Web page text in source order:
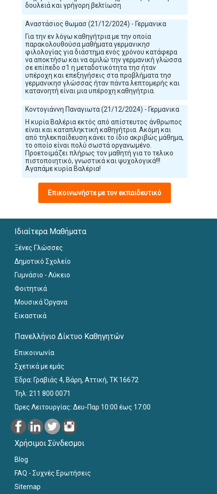
δουλειά και γρήγορη βελτίωση
Αναστάσιος θωμασ (21/12/2024) - Γερμανικα
Για την εν λόγω καθηγήτρια με την οποία
παρακολουθούσα μαθήματα γερμανικησ
φιλολογίας για διάστημα ενός χρόνου κατάφερα
να αποκτήσω και να ομιλώ την γερμανική γλώσσα
σε επίπεδο σ1 η μεταδοτικότητα τησ ήταν
υπέροχη και επεξηγήσεις στα προβλήματα τησ
γερμανικησ γλώσσας ήταν πάντα λεπτομερής και
κατανοητή είναι μια υπέροχη καθηγήτρια.
Κοντογιάννη Παναγιωτα (21/12/2024) - Γερμανικα
Η κυρία Βαλέρια εκτός από απίστευτος άνθρωπος
είναι και καταπληκτική καθηγήτρια. Ακόμη και
από τηλεκπαίδευση κάνει το ίδιο ακριβώς μάθημα,
το οποίο είναι πολύ σωστά οργανωμένο.
Προετοιμάζει πλήρως τον μαθητή για το τελικο
πιστοποιητικό, γνωστικά και ψυχολογικά!!!
Αγαπάμε κυρία Βαλέρια!
Επικοινωνήστε με τον εκπαιδευτικό
Ιδιαίτερα Μαθήματα
Ξένες Γλώσσες
Δημοτικό Σχολείο
Γυμνάσιο - Λύκειο
Φοιτητικά
Μουσικά Όργανα
Εικαστικά
Πανελλήνιο Δίκτυο Καθηγητών
Επικοινωνία
Σχετικά με εμάς
Έδρα: Γραβιάς 4, Βάρη, Αττική, ΤΚ 16672
Τηλ: 211 800 0071
Ώρες Λειτουργίας: Δευ-Παρ 10:00 έως 17:00
Χρήσιμοι Σύνδεσμοι
Blog
FAQ - Συχνές Ερωτήσεις
Sitemap